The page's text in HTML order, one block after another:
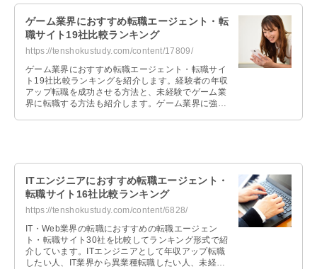
ゲーム業界におすすめ転職エージェント・転
職サイト19社比較ランキング
https://tenshokustudy.com/content/17809/
ゲーム業界におすすめ転職エージェント・転職サイ
ト19社比較ランキングを紹介します。経験者の年収
アップ転職を成功させる方法と、未経験でゲーム業
界に転職する方法も紹介します。ゲーム業界に強い
ITエンジニアにおすすめ転職エージェント・
転職サイト16社比較ランキング
https://tenshokustudy.com/content/6828/
IT・Web業界の転職におすすめの転職エージェン
ト・転職サイト30社を比較してランキング形式で紹
介しています。ITエンジニアとして年収アップ転職
したい人、IT業界から異業種転職したい人、未経験